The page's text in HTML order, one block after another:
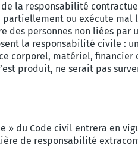
la responsabilité
partiellement ou exécute
personnes non liées par
la responsabilité civile :
corporel, matériel,
produit, ne serait pas
du Code civil entrera en
de responsabilité